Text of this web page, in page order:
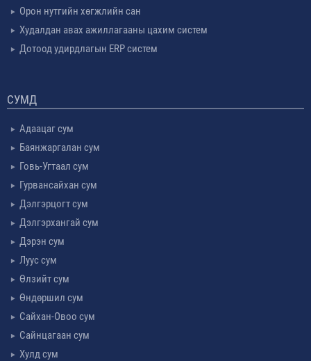
Орон нутгийн хөгжлийн сан
Худалдан авах ажиллагааны цахим систем
Дотоод удирдлагын ERP систем
СУМД
Адаацаг сум
Баянжаргалан сум
Говь-Угтаал сум
Гурвансайхан сум
Дэлгэрцогт сум
Дэлгэрхангай сум
Дэрэн сум
Луус сум
Өлзийт сум
Өндөршил сум
Сайхан-Овоо сум
Сайнцагаан сум
Хулд сум